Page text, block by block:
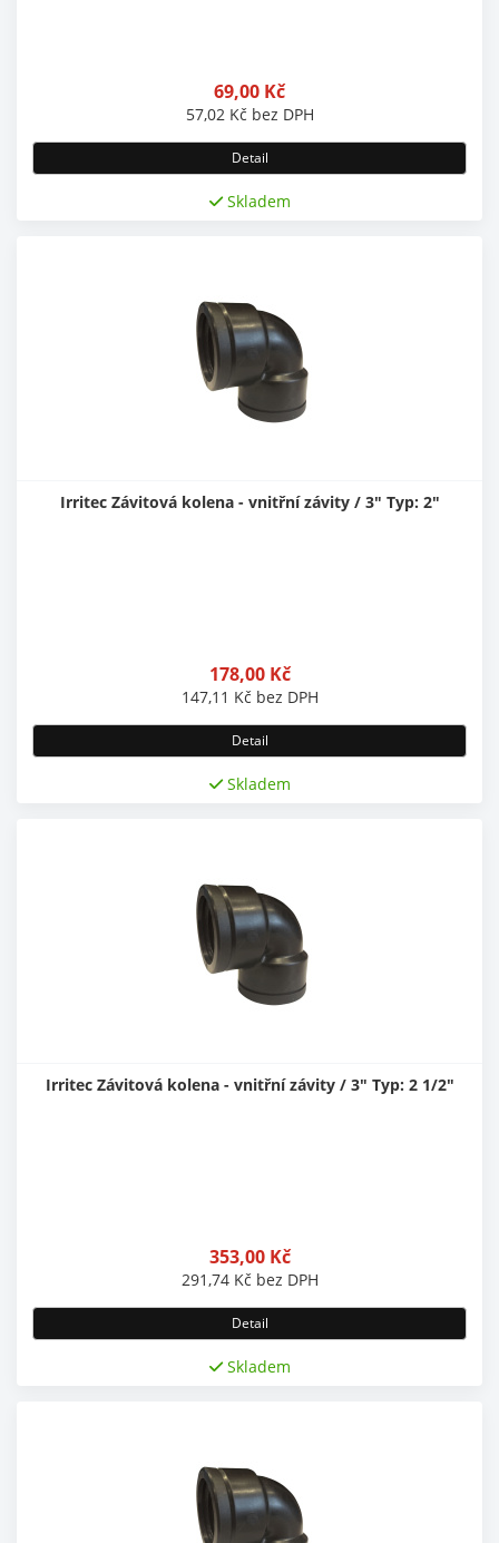
69,00 Kč
57,02 Kč bez DPH
Detail
Skladem
Irritec Závitová kolena - vnitřní závity / 3" Typ: 2"
178,00 Kč
147,11 Kč bez DPH
Detail
Skladem
Irritec Závitová kolena - vnitřní závity / 3" Typ: 2 1/2"
353,00 Kč
291,74 Kč bez DPH
Detail
Skladem